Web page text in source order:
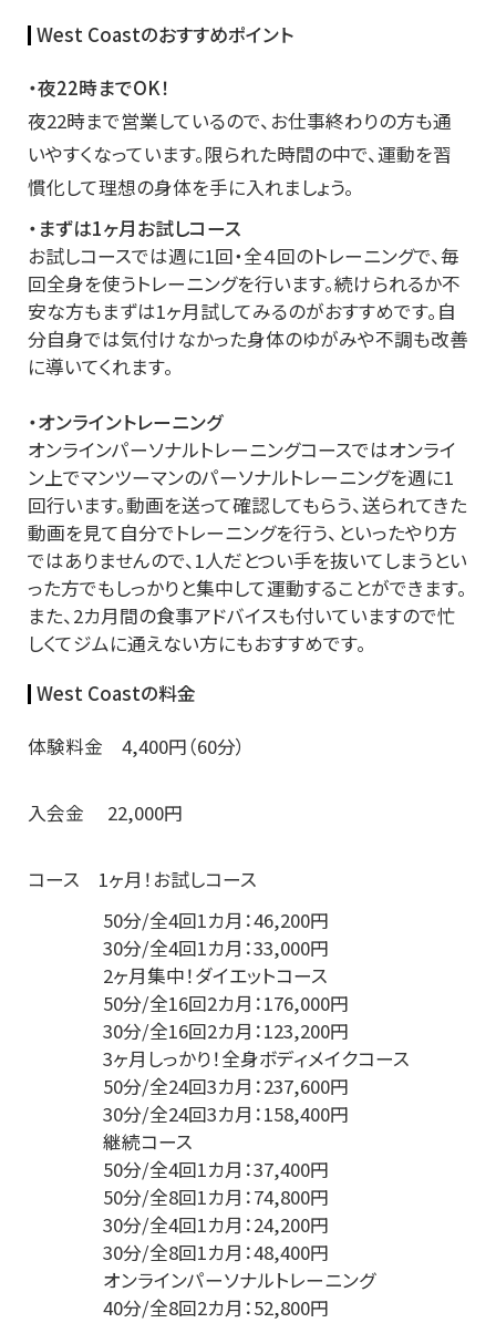
West Coastのおすすめポイント
・夜22時までOK！
夜22時まで営業しているので、お仕事終わりの方も通
いやすくなっています。限られた時間の中で、運動を習
慣化して理想の身体を手に入れましょう。
・まずは1ヶ月お試しコース
お試しコースでは週に1回・全４回のトレーニングで、毎
回全身を使うトレーニングを行います。続けられるか不
安な方もまずは1ヶ月試してみるのがおすすめです。自
分自身では気付けなかった身体のゆがみや不調も改善
に導いてくれます。
・オンライントレーニング
オンラインパーソナルトレーニングコースではオンライ
ン上でマンツーマンのパーソナルトレーニングを週に1
回行います。動画を送って確認してもらう、送られてきた
動画を見て自分でトレーニングを行う、といったやり方
ではありませんので、1人だとつい手を抜いてしまうとい
った方でもしっかりと集中して運動することができます。
また、2カ月間の食事アドバイスも付いていますので忙
しくてジムに通えない方にもおすすめです。
West Coastの料金
体験料金 4,400円（60分）
入会金 22,000円
コース 1ヶ月！お試しコース
50分/全4回1カ月：46,200円
30分/全4回1カ月：33,000円
2ヶ月集中！ダイエットコース
50分/全16回2カ月：176,000円
30分/全16回2カ月：123,200円
3ヶ月しっかり！全身ボディメイクコース
50分/全24回3カ月：237,600円
30分/全24回3カ月：158,400円
継続コース
50分/全4回1カ月：37,400円
50分/全8回1カ月：74,800円
30分/全4回1カ月：24,200円
30分/全8回1カ月：48,400円
オンラインパーソナルトレーニング
40分/全8回2カ月：52,800円